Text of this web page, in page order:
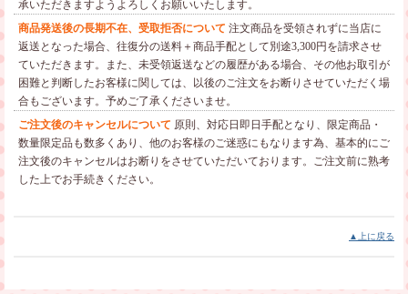
承いただきますようよろしくお願いいたします。
商品発送後の長期不在、受取拒否について 注文商品を受領されずに当店に
返送となった場合、往復分の送料＋商品手配として別途3,300円を請求させ
ていただきます。また、未受領返送などの履歴がある場合、その他お取引が
困難と判断したお客様に関しては、以後のご注文をお断りさせていただく場
合もございます。予めご了承くださいませ。
ご注文後のキャンセルについて 原則、対応日即日手配となり、限定商品・
数量限定品も数多くあり、他のお客様のご迷惑にもなります為、基本的にご
注文後のキャンセルはお断りをさせていただいております。ご注文前に熟考
した上でお手続きください。
▲上に戻る